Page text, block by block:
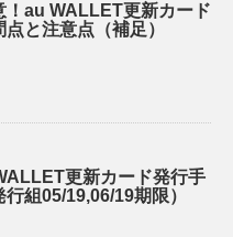
！au WALLET更新カード
と注意点（補足）
更新カード発行手
組05/19,06/19期限）